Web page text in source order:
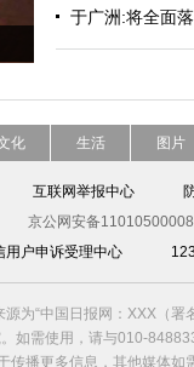
于广洲:将全面
化 生活 图片
互联网举报中心
京公网安备
用户申诉受理中心
为“中国日报网：XXX（
如需使用，请与010-
传播更多信息，其他媒体